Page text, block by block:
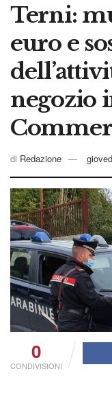
Terni:
euro e
negozio
di Redazione
0
CONDIVISIONI